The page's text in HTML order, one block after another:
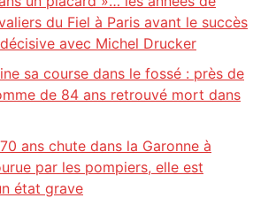
du Fiel à Paris avant le succès
avec Michel Drucker
sa course dans le fossé : près de
de 84 ans retrouvé mort dans
ans chute dans la Garonne à
par les pompiers, elle est
état grave